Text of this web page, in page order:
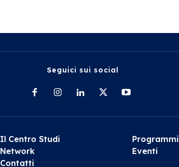
Seguici sui social
Il Centro Studi
Network
Contatti
Programmi
Eventi